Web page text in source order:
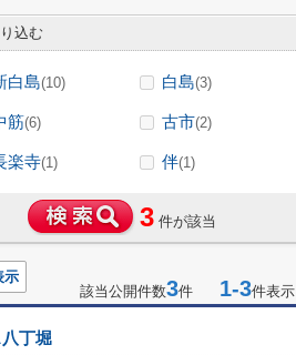
込む
白島(10) 白島(3)
筋(6) 古市(2)
楽寺(1) 伴(1)
3 件が該当
示
該当公開件数3件 1-3件表示
丁堀